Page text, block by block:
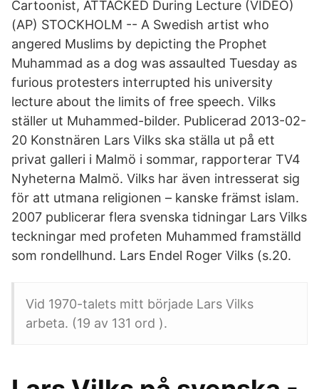
Cartoonist, ATTACKED During Lecture (VIDEO)
(AP) STOCKHOLM -- A Swedish artist who
angered Muslims by depicting the Prophet
Muhammad as a dog was assaulted Tuesday as
furious protesters interrupted his university
lecture about the limits of free speech. Vilks
ställer ut Muhammed-bilder. Publicerad 2013-02-
20 Konstnären Lars Vilks ska ställa ut på ett
privat galleri i Malmö i sommar, rapporterar TV4
Nyheterna Malmö. Vilks har även intresserat sig
för att utmana religionen – kanske främst islam.
2007 publicerar flera svenska tidningar Lars Vilks
teckningar med profeten Muhammed framställd
som rondellhund. Lars Endel Roger Vilks (s.20.
Vid 1970-talets mitt började Lars Vilks
arbeta. (19 av 131 ord ).